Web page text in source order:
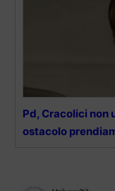
Pd, Cracolici non
ostacolo